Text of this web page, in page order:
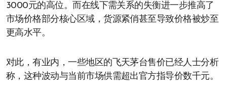
3000元的高位。而在线下需关系的失衡进一步推高了
市场价格部分核心区域，货源紧俏甚至导致价格被炒至
更高水平。
对此，有业内，一些地区的飞天茅台售价已经人士分析
称，这种波动与当前市场供需超出官方指导价数千元。